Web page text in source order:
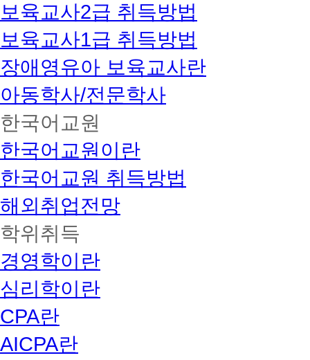
보육교사2급 취득방법
보육교사1급 취득방법
장애영유아 보육교사란
아동학사/전문학사
한국어교원
한국어교원이란
한국어교원 취득방법
해외취업전망
학위취득
경영학이란
심리학이란
CPA란
AICPA란